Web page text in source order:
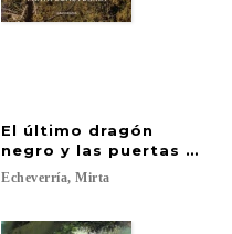
El último dragón
negro y las puertas
Echeverría, Mirta